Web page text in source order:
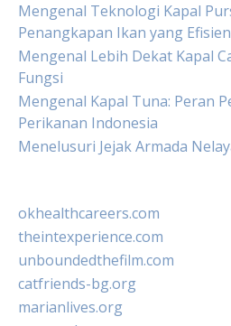
Mengenal Teknologi Kapal
Penangkapan Ikan yang Efisien
Mengenal Lebih Dekat Kapal
Fungsi
Mengenal Kapal Tuna: Peran
Perikanan Indonesia
Menelusuri Jejak Armada
okhealthcareers.com
theintexperience.com
unboundedthefilm.com
catfriends-bg.org
marianlives.org